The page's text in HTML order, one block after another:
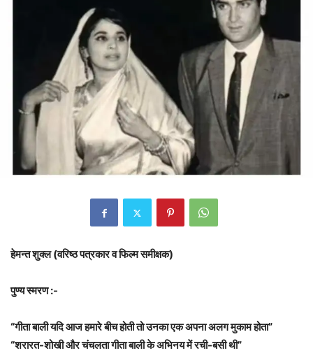
हेमन्त शुक्ल (वरिष्ठ पत्रकार व फिल्म समीक्षक)
पुण्य स्मरण :-
“गीता बाली यदि आज हमारे बीच होती तो उनका एक अपना अलग मुकाम होता”
“शरारत-शोखी और चंचलता गीता बाली के अभिनय में रची-बसी थी”